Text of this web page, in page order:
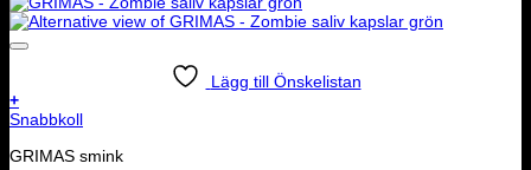
Lägg till Önskelistan
+
Snabbkoll
GRIMAS smink